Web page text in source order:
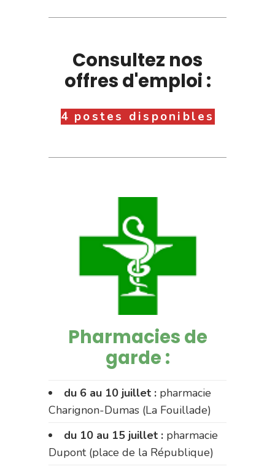
Consultez nos
offres d'emploi :
4 postes disponibles
Pharmacies de
garde :
du 6 au 10 juillet : pharmacie
Charignon-Dumas (La Fouillade)
du 10 au 15 juillet : pharmacie
Dupont (place de la République)